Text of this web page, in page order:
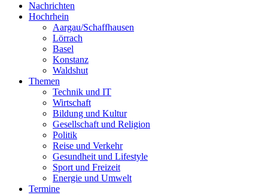
Nachrichten
Hochrhein
Aargau/Schaffhausen
Lörrach
Basel
Konstanz
Waldshut
Themen
Technik und IT
Wirtschaft
Bildung und Kultur
Gesellschaft und Religion
Politik
Reise und Verkehr
Gesundheit und Lifestyle
Sport und Freizeit
Energie und Umwelt
Termine